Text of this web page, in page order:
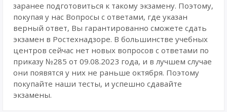
заранее подготовиться к такому экзамену. Поэтому,
покупая у нас Вопросы с ответами, где указан
верный ответ, Вы гарантированно сможете сдать
экзамен в Ростехнадзоре. В большинстве учебных
центров сейчас нет новых вопросов с ответами по
приказу №285 от 09.08.2023 года, и в лучшем случае
они появятся у них не раньше октября. Поэтому
покупайте наши тесты, и успешно сдавайте
экзамены.